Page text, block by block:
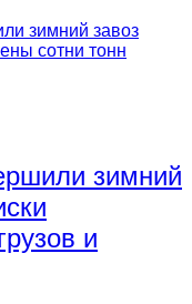
зимний
и